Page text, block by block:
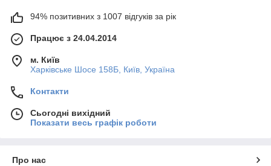
94% позитивних з 1007 відгуків за рік
Працює з 24.04.2014
м. Київ
Харківське Шосе 158Б, Київ, Україна
Контакти
Сьогодні вихідний
Показати весь графік роботи
Про нас